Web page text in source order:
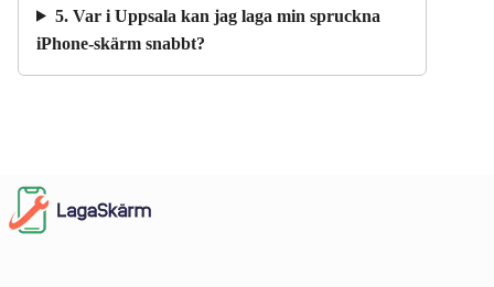
5. Var i Uppsala kan jag laga min spruckna
iPhone-skärm snabbt?